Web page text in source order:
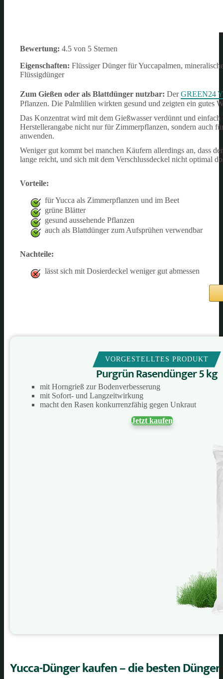
Bewertung: 4.5 von 5 Sternen
Eigenschaften: Flüssiger Dünger für Yuccapalmen,
Flüssigdünger
Zum Gießen oder als Blattdünger nutzbar: DerGREEN24
Pflanzen. Die Palmlilien wirkten gesund und zeigten ein gutes
Das Konzentrat wird mit dem Gießwasser verdünnt und
Herstellerangabe nicht nur für Zimmerpflanzen, sondern auch
anwenden.
Weniger gut kommt bei manchen Käufern allerdings an, dass
lange reicht, und sich mit dem Verschlussdeckel nicht optimal
Vorteile:
für Yucca als Zimmerpflanzen und im Beet
grüne Blätter
gesund aussehende Pflanzen
auch als Blattdünger zum Aufsprühen verwendbar
Nachteile:
lässt sich mit Dosierdeckel weniger gut abmessen
VORGESTELLTES PRODUKT
Purgrün Rasendünger 5 kg
mit Horngrieß zur Bodenverbesserung
mit Sofort- und Langzeitwirkung
macht den Rasen konkurrenzfähig gegen Unkraut
Jetzt kaufen
Yucca-Dünger kaufen – die besten